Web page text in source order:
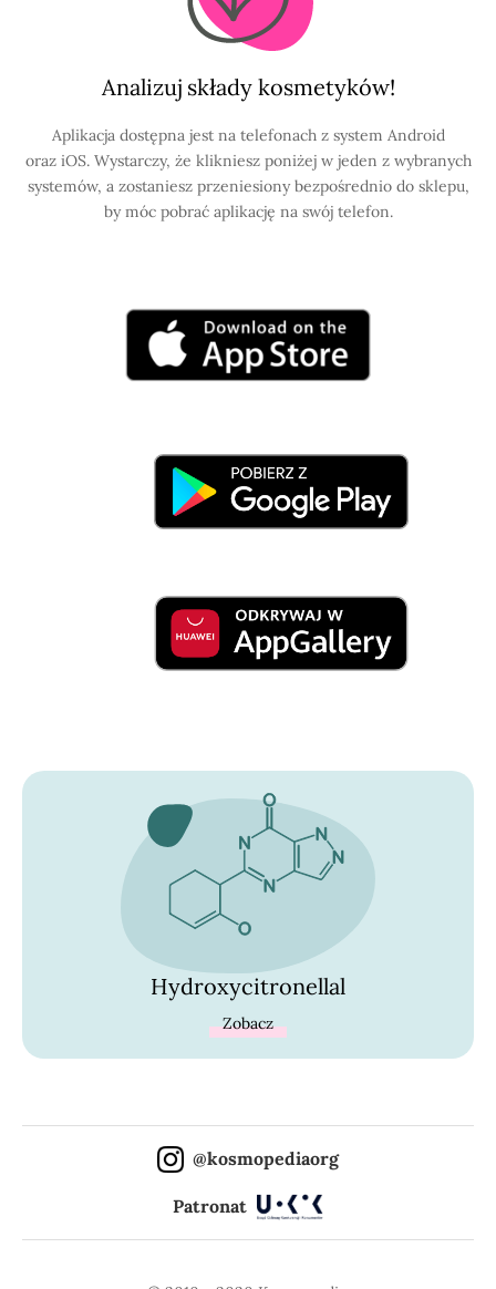
Analizuj składy kosmetyków!
Aplikacja dostępna jest na telefonach z system Android
oraz iOS. Wystarczy, że klikniesz poniżej w jeden z wybranych
systemów, a zostaniesz przeniesiony bezpośrednio do sklepu,
by móc pobrać aplikację na swój telefon.
Hydroxycitronellal
Zobacz
@kosmopediaorg
Patronat